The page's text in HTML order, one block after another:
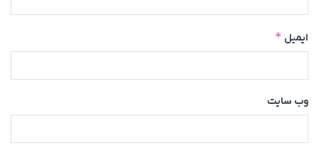
ایمیل *
وب‌ سایت